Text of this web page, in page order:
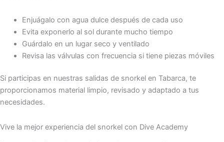
Enjuágalo con agua dulce después de cada uso
Evita exponerlo al sol durante mucho tiempo
Guárdalo en un lugar seco y ventilado
Revisa las válvulas con frecuencia si tiene piezas móviles
Si participas en nuestras salidas de snorkel en Tabarca, te
proporcionamos material limpio, revisado y adaptado a tus
necesidades.
Vive la mejor experiencia del snorkel con Dive Academy